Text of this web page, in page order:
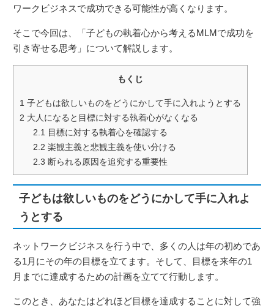
ワークビジネスで成功できる可能性が高くなります。
そこで今回は、「子どもの執着心から考えるMLMで成功を
引き寄せる思考」について解説します。
もくじ
1 子どもは欲しいものをどうにかして手に入れようとする
2 大人になると目標に対する執着心がなくなる
2.1 目標に対する執着心を確認する
2.2 楽観主義と悲観主義を使い分ける
2.3 断られる原因を追究する重要性
子どもは欲しいものをどうにかして手に入れよ
うとする
ネットワークビジネスを行う中で、多くの人は年の初めであ
る1月にその年の目標を立てます。そして、目標を来年の1
月までに達成するための計画を立てて行動します。
このとき、あなたはどれほど目標を達成することに対して強